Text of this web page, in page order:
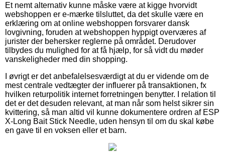
Et nemt alternativ kunne måske være at kigge hvorvidt
webshoppen er e-mærke tilsluttet, da det skulle være en
erklæring om at online webshoppen forsvarer dansk
lovgivning, foruden at webshoppen hyppigt overværes af
jurister der behersker reglerne på området. Derudover
tilbydes du mulighed for at få hjælp, for så vidt du møder
vanskeligheder med din shopping.
I øvrigt er det anbefalelsesværdigt at du er vidende om de
mest centrale vedtægter der influerer på transaktionen, fx
hvilken returpolitik internet forretningen benytter. I relation til
det er det desuden relevant, at man når som helst sikrer sin
kvittering, så man altid vil kunne dokumentere ordren af ESP
X-Long Bait Stick Needle, uden hensyn til om du skal købe
en gave til en voksen eller et barn.